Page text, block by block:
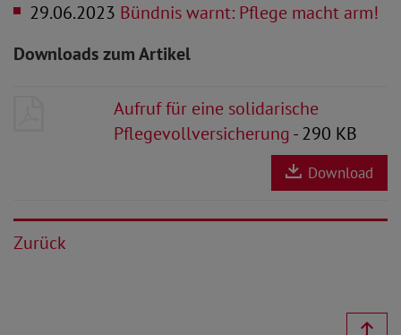
29.06.2023 Bündnis warnt: Pflege macht arm!
Downloads zum Artikel
Aufruf für eine solidarische
Pflegevollversicherung- 290 KB
Download
Zurück